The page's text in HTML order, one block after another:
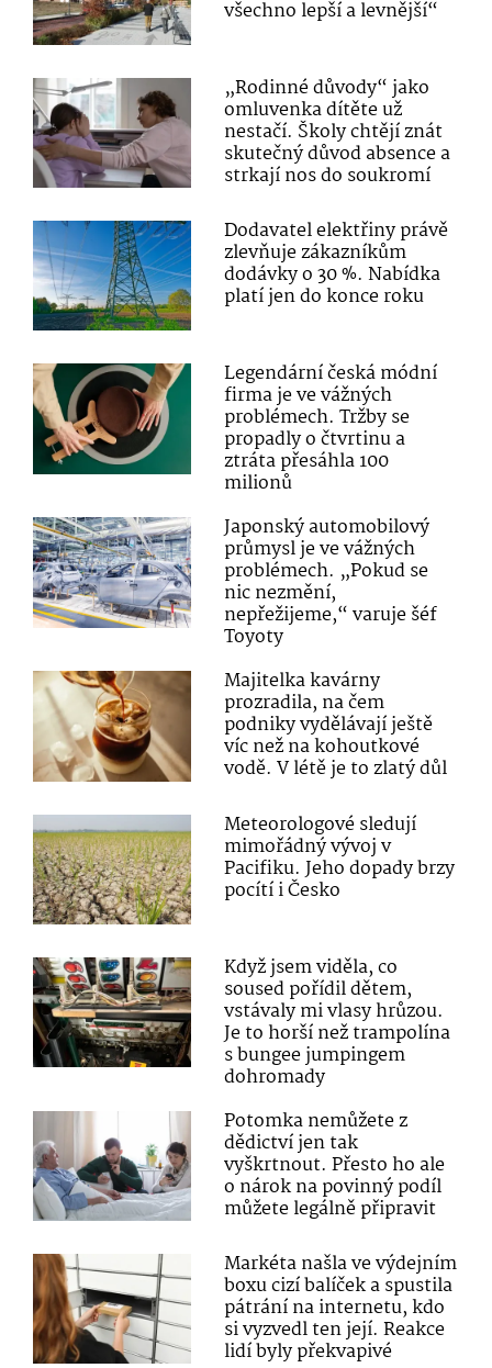
všechno lepší a levnější“
„Rodinné důvody“ jako
omluvenka dítěte už
nestačí. Školy chtějí znát
skutečný důvod absence a
strkají nos do soukromí
Dodavatel elektřiny právě
zlevňuje zákazníkům
dodávky o 30 %. Nabídka
platí jen do konce roku
Legendární česká módní
firma je ve vážných
problémech. Tržby se
propadly o čtvrtinu a
ztráta přesáhla 100
milionů
Japonský automobilový
průmysl je ve vážných
problémech. „Pokud se
nic nezmění,
nepřežijeme,“ varuje šéf
Toyoty
Majitelka kavárny
prozradila, na čem
podniky vydělávají ještě
víc než na kohoutkové
vodě. V létě je to zlatý důl
Meteorologové sledují
mimořádný vývoj v
Pacifiku. Jeho dopady brzy
pocítí i Česko
Když jsem viděla, co
soused pořídil dětem,
vstávaly mi vlasy hrůzou.
Je to horší než trampolína
s bungee jumpingem
dohromady
Potomka nemůžete z
dědictví jen tak
vyškrtnout. Přesto ho ale
o nárok na povinný podíl
můžete legálně připravit
Markéta našla ve výdejním
boxu cizí balíček a spustila
pátrání na internetu, kdo
si vyzvedl ten její. Reakce
lidí byly překvapivé